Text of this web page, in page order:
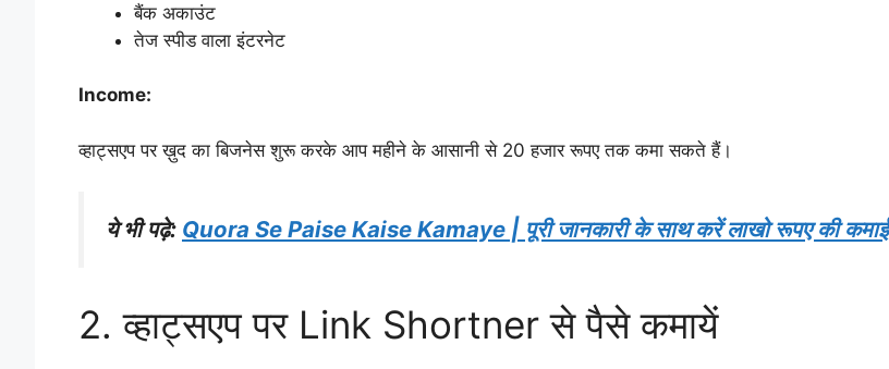
बैंक अकाउंट
तेज स्पीड वाला इंटरनेट
Income:
व्हाट्सएप पर ख़ुद का बिजनेस शुरू करके आप महीने के आसानी से 20 हजार रूपए तक कमा सकते हैं।
ये भी पढ़े: Quora Se Paise Kaise Kamaye | पूरी जानकारी के साथ करें लाखो रूपए की कमाई
2. व्हाट्सएप पर Link Shortner से पैसे कमायें